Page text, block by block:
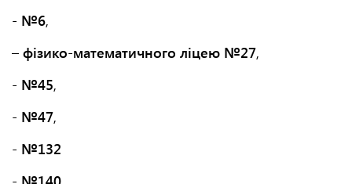
- №6,
– фізико-математичного ліцею №27,
- №45,
- №47,
- №132